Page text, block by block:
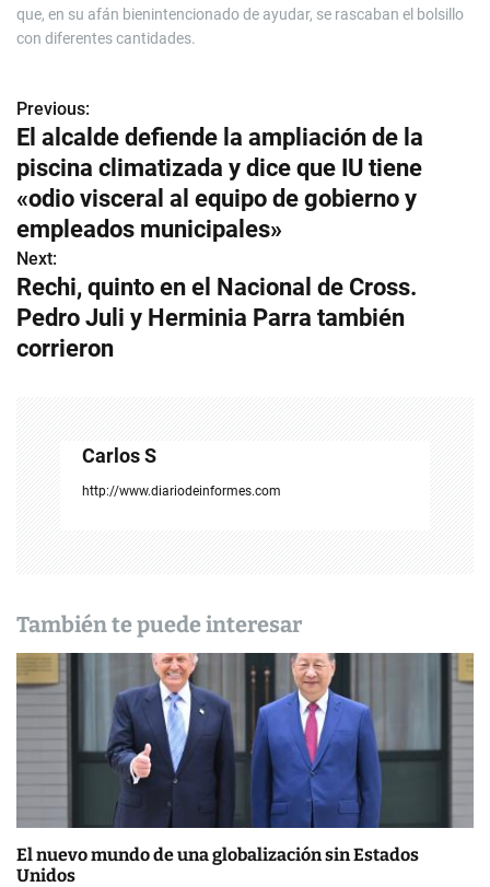
que, en su afán bienintencionado de ayudar, se rascaban el bolsillo
con diferentes cantidades.
N
a
v
e
g
a
c
e
n
t
d
a
Previous:
El alcalde defiende la ampliación de la
piscina climatizada y dice que IU tiene
«odio visceral al equipo de gobierno y
empleados municipales»
Next:
Rechi, quinto en el Nacional de Cross.
Pedro Juli y Herminia Parra también
corrieron
Carlos S
http://www.diariodeinformes.com
También te puede interesar
El nuevo mundo de una globalización sin Estados
Unidos